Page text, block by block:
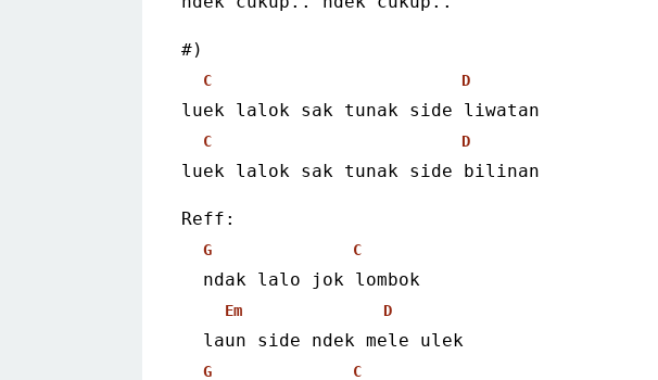
#)
C D
luek lalok sak tunak side liwatan
C D
luek lalok sak tunak side bilinan
Reff:
G C
ndak lalo jok lombok
Em D
laun side ndek mele ulek
G C